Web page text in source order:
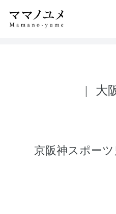
大
京阪神スポー